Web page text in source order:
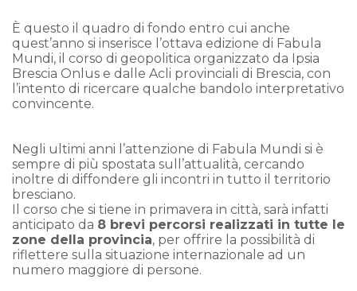
È questo il quadro di fondo entro cui anche
quest’anno si inserisce l’ottava edizione di Fabula
Mundi, il corso di geopolitica organizzato da Ipsia
Brescia Onlus e dalle Acli provinciali di Brescia, con
l’intento di ricercare qualche bandolo interpretativo
convincente.
Negli ultimi anni l’attenzione di Fabula Mundi si è
sempre di più spostata sull’attualità, cercando
inoltre di diffondere gli incontri in tutto il territorio
bresciano.
Il corso che si tiene in primavera in città, sarà infatti
anticipato da 8 brevi percorsi realizzati in tutte le
zone della provincia, per offrire la possibilità di
riflettere sulla situazione internazionale ad un
numero maggiore di persone.